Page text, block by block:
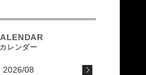
2026/08